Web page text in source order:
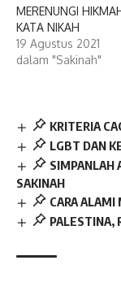
MERENUNGI
KATA NIKAH
19 Agustus 2021
dalam "Sakinah"
KRITERIA
LGBT DAN
SIMPANLAH
SAKINAH
CARA ALAMI
PALESTINA,